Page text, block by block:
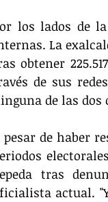
los lados de
La
obtener
de sus
de las dos
pesar de haber
tras
actual.